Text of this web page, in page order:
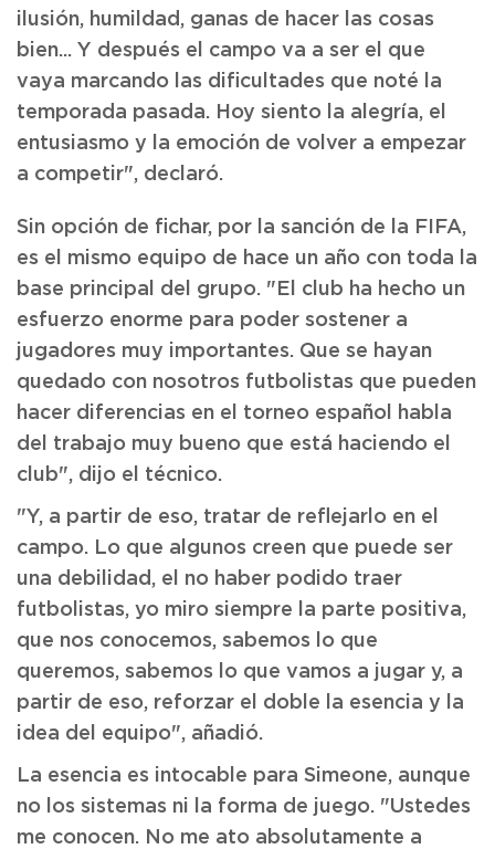
ilusión, humildad, ganas de hacer las cosas
bien... Y después el campo va a ser el que
vaya marcando las dificultades que noté la
temporada pasada. Hoy siento la alegría, el
entusiasmo y la emoción de volver a empezar
a competir", declaró.
Sin opción de fichar, por la sanción de la FIFA,
es el mismo equipo de hace un año con toda la
base principal del grupo. "El club ha hecho un
esfuerzo enorme para poder sostener a
jugadores muy importantes. Que se hayan
quedado con nosotros futbolistas que pueden
hacer diferencias en el torneo español habla
del trabajo muy bueno que está haciendo el
club", dijo el técnico.
"Y, a partir de eso, tratar de reflejarlo en el
campo. Lo que algunos creen que puede ser
una debilidad, el no haber podido traer
futbolistas, yo miro siempre la parte positiva,
que nos conocemos, sabemos lo que
queremos, sabemos lo que vamos a jugar y, a
partir de eso, reforzar el doble la esencia y la
idea del equipo", añadió.
La esencia es intocable para Simeone, aunque
no los sistemas ni la forma de juego. "Ustedes
me conocen. No me ato absolutamente a